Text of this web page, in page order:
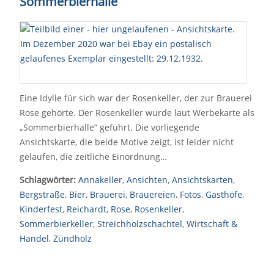
Eine Idylle für sich war der Rosenkeller, der zur Brauerei
Rose gehörte. Der Rosenkeller wurde laut Werbekarte als
„Sommerbierhalle“ geführt. Die vorliegende
Ansichtskarte, die beide Motive zeigt, ist leider nicht
gelaufen, die zeitliche Einordnung…
Schlagwörter: Annakeller, Ansichten, Ansichtskarten,
Bergstraße, Bier, Brauerei, Brauereien, Fotos, Gasthöfe,
Kinderfest, Reichardt, Rose, Rosenkeller,
Sommerbierkeller, Streichholzschachtel, Wirtschaft &
Handel, Zündholz